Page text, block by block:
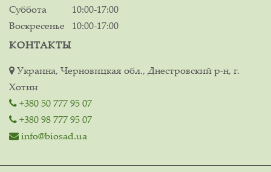
Суббота
10:00-17:00
Воскресенье
10:00-17:00
КОНТАКТЫ
Украина, Черновицкая обл., Днестровский р-н, г.
Хотин
+380 50 777 95 07
+380 98 777 95 07
info@biosad.ua